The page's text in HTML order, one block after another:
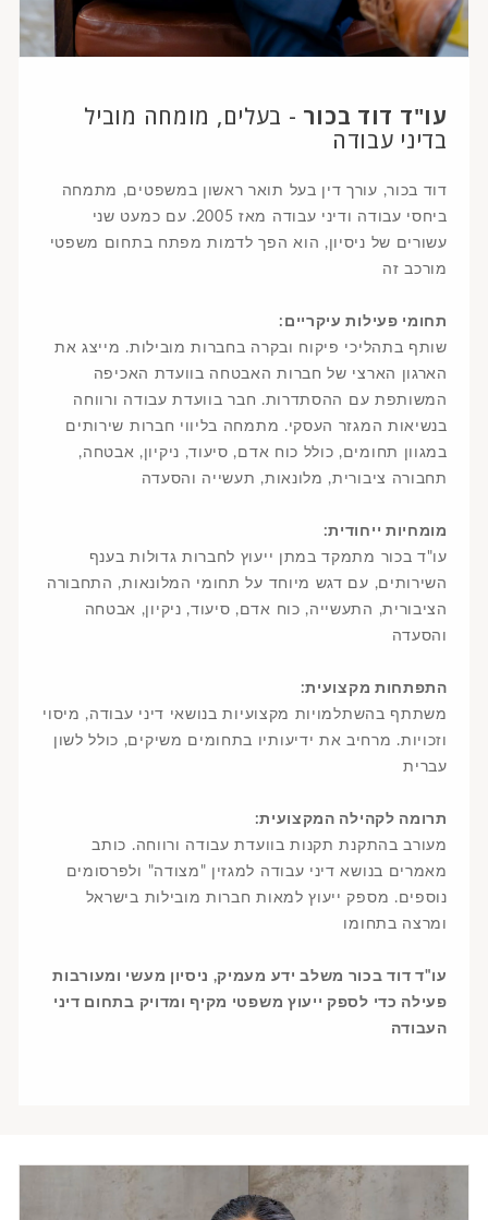
עו"ד דוד בכור - בעלים, מומחה מוביל
בדיני עבודה
דוד בכור, עורך דין בעל תואר ראשון במשפטים, מתמחה
ביחסי עבודה ודיני עבודה מאז 2005. עם כמעט שני
עשורים של ניסיון, הוא הפך לדמות מפתח בתחום משפטי
מורכב זה
:תחומי פעילות עיקריים
שותף בתהליכי פיקוח ובקרה בחברות מובילות. מייצג את
הארגון הארצי של חברות האבטחה בוועדת האכיפה
המשותפת עם ההסתדרות. חבר בוועדת עבודה ורווחה
בנשיאות המגזר העסקי. מתמחה בליווי חברות שירותים
במגוון תחומים, כולל כוח אדם, סיעוד, ניקיון, אבטחה,
תחבורה ציבורית, מלונאות, תעשייה והסעדה
:מומחיות ייחודית
עו"ד בכור מתמקד במתן ייעוץ לחברות גדולות בענף
השירותים, עם דגש מיוחד על תחומי המלונאות, התחבורה
הציבורית, התעשייה, כוח אדם, סיעוד, ניקיון, אבטחה
והסעדה
:התפתחות מקצועית
משתתף בהשתלמויות מקצועיות בנושאי דיני עבודה, מיסוי
וזכויות. מרחיב את ידיעותיו בתחומים משיקים, כולל לשון
עברית
:תרומה לקהילה המקצועית
מעורב בהתקנת תקנות בוועדת עבודה ורווחה. כותב
מאמרים בנושא דיני עבודה למגזין "מצודה" ולפרסומים
נוספים. מספק ייעוץ למאות חברות מובילות בישראל
ומרצה בתחומו
עו"ד דוד בכור משלב ידע מעמיק, ניסיון מעשי ומעורבות
פעילה כדי לספק ייעוץ משפטי מקיף ומדויק בתחום דיני
העבודה